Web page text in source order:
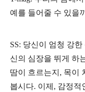
예를 들어줄 수 있을
SS: 당신이 엄청 강
신의 심장을 뛰게 하
땀이 흐르는지, 목이
봅시다. 이제, 감정적